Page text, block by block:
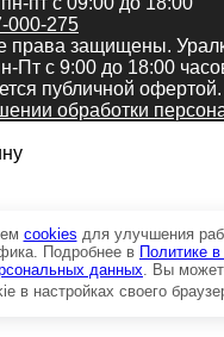
000-275
права защищены.
Пт c 9:00 до 18:00
публичной офертой.
обработки
200.170/1-С
опор
cookies для улучшения
Подробнее в Политике
данных . Вы
в настройках своего